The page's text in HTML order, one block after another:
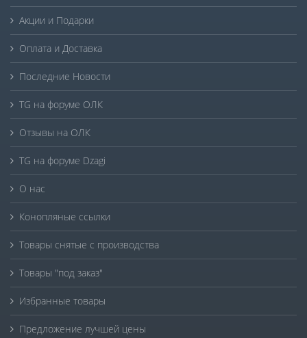
Акции и Подарки
Оплата и Доставка
Последние Новости
TG на форуме ОЛК
Отзывы на ОЛК
TG на форуме Dzagi
О нас
Конопляные ссылки
Товары снятые с производства
Товары "под заказ"
Избранные товары
Предложение лучшей цены